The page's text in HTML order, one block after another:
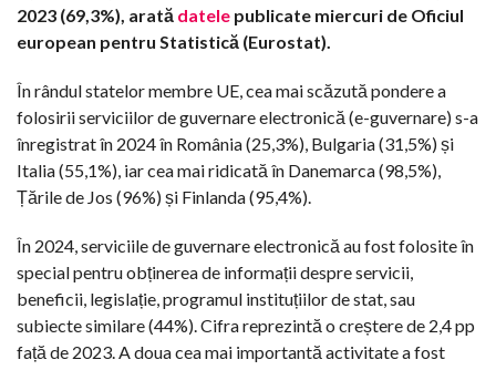
2023 (69,3%), arată datele publicate miercuri de Oficiul
european pentru Statistică (Eurostat).
În rândul statelor membre UE, cea mai scăzută pondere a
folosirii serviciilor de guvernare electronică (e-guvernare) s-a
înregistrat în 2024 în România (25,3%), Bulgaria (31,5%) și
Italia (55,1%), iar cea mai ridicată în Danemarca (98,5%),
Țările de Jos (96%) și Finlanda (95,4%).
În 2024, serviciile de guvernare electronică au fost folosite în
special pentru obținerea de informații despre servicii,
beneficii, legislație, programul instituțiilor de stat, sau
subiecte similare (44%). Cifra reprezintă o creștere de 2,4 pp
față de 2023. A doua cea mai importantă activitate a fost